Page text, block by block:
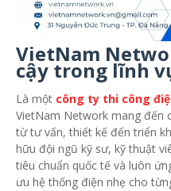
VietNam
cậy trong lĩnh
Là một công ty thi công
VietNam Network mang đến
từ tư vấn, thiết kế đến triển
hữu đội ngũ kỹ sư, kỹ thuật
tiêu chuẩn quốc tế và luôn
ưu hệ thống điện nhẹ cho